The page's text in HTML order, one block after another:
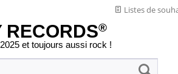
Listes de
RECORDS®
et toujours aussi rock !